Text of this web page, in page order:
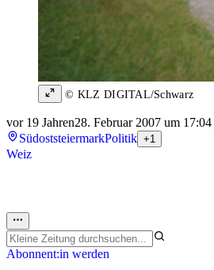
© KLZ DIGITAL/Schwarz
vor 19 Jahren28. Februar 2007 um 17:04
SüdoststeiermarkPolitik +1
Weiz
Abonnent:in werden